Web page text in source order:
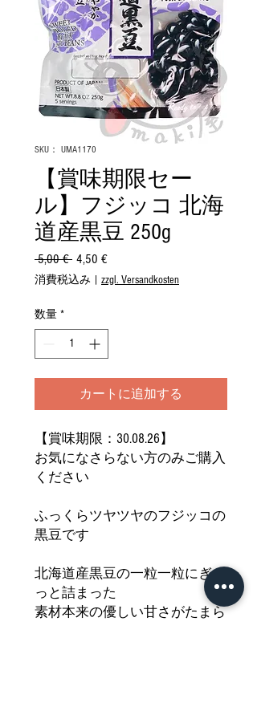
SKU： UMA1170
【賞味期限セー
ル】フジッコ 北海
道産黒豆 250g
5,00 € 通
常
4,50 €セ
ー
格
消費税込み zzgl. Versandkosten
数量 *
カートに追加する
【賞味期限：30.08.26】
お気になさらない方のみご購入
ください
ふっくらツヤツヤのフジッコの
黒豆です
北海道産黒豆の一粒一粒にぎゅ
っと詰まった
素材本来の優しい甘さがたまら